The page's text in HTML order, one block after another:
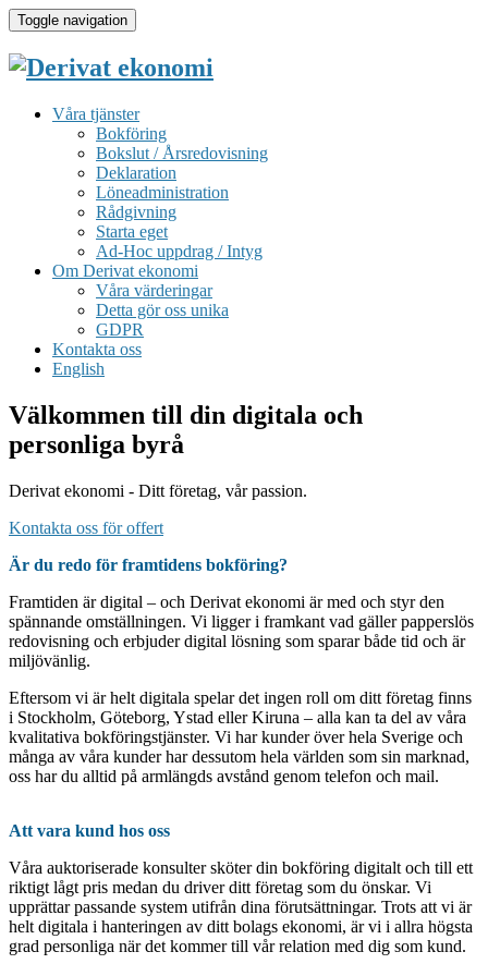
Toggle navigation
Våra tjänster
Bokföring
Bokslut / Årsredovisning
Deklaration
Löneadministration
Rådgivning
Starta eget
Ad-Hoc uppdrag / Intyg
Om Derivat ekonomi
Våra värderingar
Detta gör oss unika
GDPR
Kontakta oss
English
Välkommen till din digitala och
personliga byrå
Derivat ekonomi - Ditt företag, vår passion.
Kontakta oss för offert
Är du redo för framtidens bokföring?
Framtiden är digital – och Derivat ekonomi är med och styr den
spännande omställningen. Vi ligger i framkant vad gäller papperslös
redovisning och erbjuder digital lösning som sparar både tid och är
miljövänlig.
Eftersom vi är helt digitala spelar det ingen roll om ditt företag finns
i Stockholm, Göteborg, Ystad eller Kiruna – alla kan ta del av våra
kvalitativa bokföringstjänster. Vi har kunder över hela Sverige och
många av våra kunder har dessutom hela världen som sin marknad,
oss har du alltid på armlängds avstånd genom telefon och mail.
Att vara kund hos oss
Våra auktoriserade konsulter sköter din bokföring digitalt och till ett
riktigt lågt pris medan du driver ditt företag som du önskar. Vi
upprättar passande system utifrån dina förutsättningar. Trots att vi är
helt digitala i hanteringen av ditt bolags ekonomi, är vi i allra högsta
grad personliga när det kommer till vår relation med dig som kund.